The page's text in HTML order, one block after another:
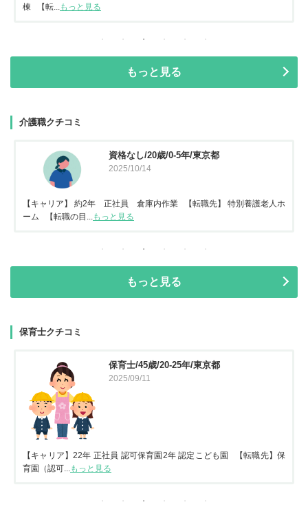
棟 【転...
もっと見る
もっと見る
介護職クチコミ
資格なし/20歳/0-5年/東京都
2025/10/14
【キャリア】 約2年 正社員 倉庫内作業 【転職先】 特別養護老人ホ
ーム 【転職の目...
もっと見る
もっと見る
保育士クチコミ
保育士/45歳/20-25年/東京都
2025/09/11
【キャリア】22年 正社員 認可保育園2年 認定こども園 【転職先】保
育園（認可...
もっと見る